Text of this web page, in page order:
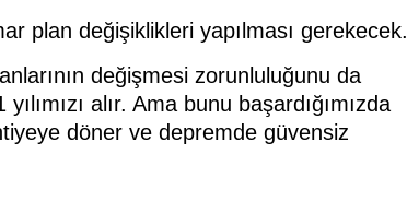
plan değişiklikleri yapılması gerekecek.
değişmesi zorunluluğunu da
alır. Ama bunu başardığımızda
döner ve depremde güvensiz